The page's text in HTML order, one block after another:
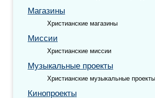
Магазины
Христианские магазины
Миссии
Христианские миссии
Музыкальные проекты
Христианские музыкальные
Кинопроекты